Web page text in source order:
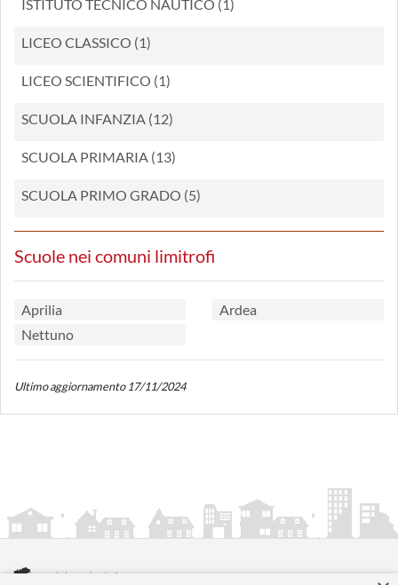
ISTITUTO TECNICO NAUTICO (1)
LICEO CLASSICO (1)
LICEO SCIENTIFICO (1)
SCUOLA INFANZIA (12)
SCUOLA PRIMARIA (13)
SCUOLA PRIMO GRADO (5)
Scuole nei comuni limitrofi
Aprilia
Ardea
Nettuno
Ultimo aggiornamento 17/11/2024